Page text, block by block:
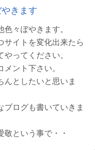
きます
々ぼやきます。
サイトを変化出来たら
ってください。
ント下さい。
んとしたいと思いま
ブログも書いていきま
という事で・・